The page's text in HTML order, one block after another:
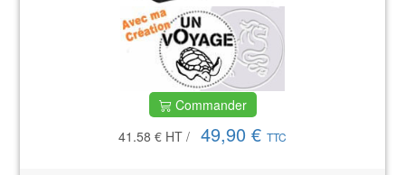
Commander
41.58 € HT / 49,90 € TTC